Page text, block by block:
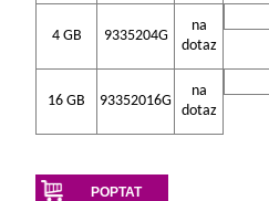
4 GB 9335204G
na
dotaz
16 GB 93352016G
na
dotaz
POPTAT